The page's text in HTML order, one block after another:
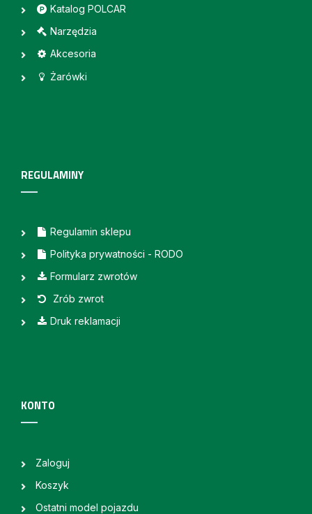
Katalog POLCAR
Narzędzia
Akcesoria
Żarówki
REGULAMINY
Regulamin sklepu
Polityka prywatności - RODO
Formularz zwrotów
Zrób zwrot
Druk reklamacji
KONTO
Zaloguj
Koszyk
Ostatni model pojazdu